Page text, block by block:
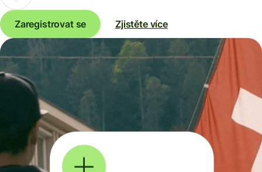
Zaregistrovat se Zjistěte více